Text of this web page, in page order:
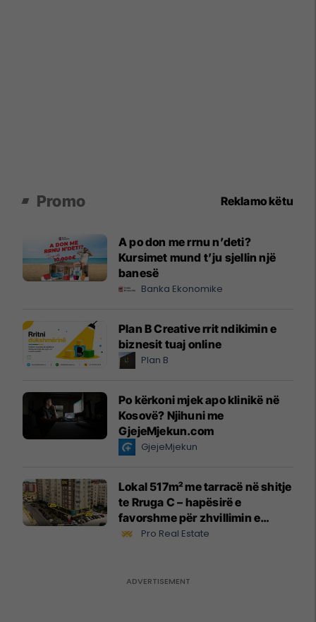
Promo Reklamo këtu
A po don me rrnu n’deti?
Kursimet mund t’ju sjellin një
banesë
Banka Ekonomike
Plan B Creative rrit ndikimin e
biznesit tuaj online
Plan B
Po kërkoni mjek apo klinikë në
Kosovë? Njihuni me
GjejeMjekun.com
GjejeMjekun
Lokal 517m² me tarracë në shitje
te Rruga C – hapësirë e
favorshme për zhvillimin e
biznesit #15796
Pro Real Estate